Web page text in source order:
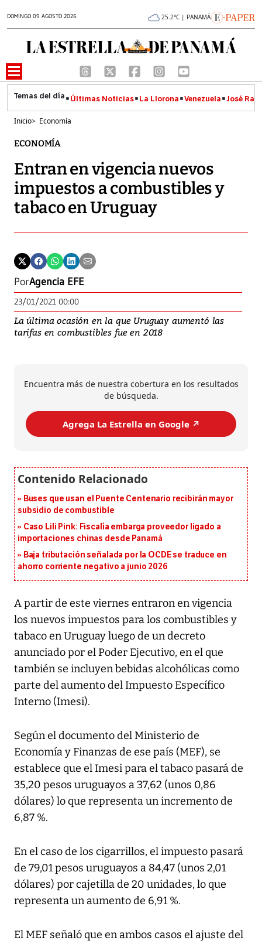
DOMINGO 09 AGOSTO 2026 25.2°C | PANAMÁ
Últimas Noticias La Llorona Venezuela José
Inicio> Economía
ECONOMÍA
Entran en vigencia nuevos
impuestos a combustibles y
tabaco en Uruguay
PorAgencia EFE
23/01/2021 00:00
La última ocasión en la que Uruguay aumentó las
tarifas en combustibles fue en 2018
Encuentra más de nuestra cobertura en los resultados
de búsqueda.
Agrega La Estrella en Google ↗️
Buses que usan el Puente Centenario recibirán mayor
subsidio de combustible
Caso Lili Pink: Fiscalía embarga proveedor ligado a
importaciones chinas desde Panamá
Baja tributación señalada por la OCDE se traduce en
ahorro corriente negativo a junio 2026
A partir de este viernes entraron en vigencia
los nuevos impuestos para los combustibles y
tabaco en Uruguay luego de un decreto
anunciado por el Poder Ejecutivo, en el que
también se incluyen bebidas alcohólicas como
parte del aumento del Impuesto Específico
Interno (Imesi).
Según el documento del Ministerio de
Economía y Finanzas de ese país (MEF), se
establece que el Imesi para el tabaco pasará de
35,20 pesos uruguayos a 37,62 (unos 0,86
dólares) lo que representa un incremento de
6,87 %.
En el caso de los cigarrillos, el impuesto pasará
de 79,01 pesos uruguayos a 84,47 (unos 2,01
dólares) por cajetilla de 20 unidades, lo que
representa un aumento de 6,91 %.
El MEF señaló que en ambos casos el ajuste del